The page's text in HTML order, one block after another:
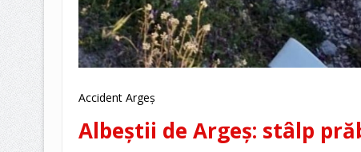
Accident Argeș
Albeștii de Argeș: stâlp